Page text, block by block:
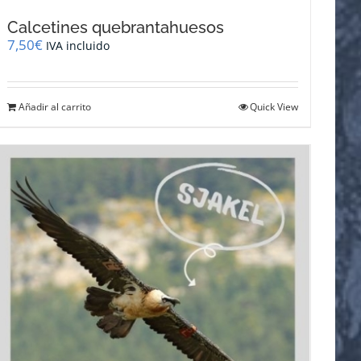
Calcetines quebrantahuesos
7,50€ IVA incluido
Añadir al carrito Quick View